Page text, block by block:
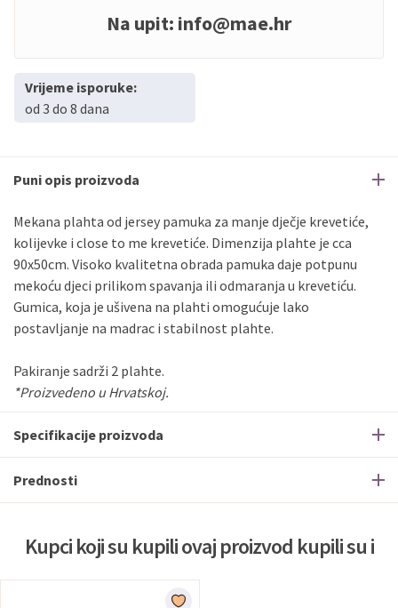
Na upit: info@mae.hr
Vrijeme isporuke:
od 3 do 8 dana
Puni opis proizvoda
Mekana plahta od jersey pamuka za manje dječje krevetiće,
kolijevke i close to me krevetiće. Dimenzija plahte je cca
90x50cm. Visoko kvalitetna obrada pamuka daje potpunu
mekoću djeci prilikom spavanja ili odmaranja u krevetiću.
Gumica, koja je ušivena na plahti omogućuje lako
postavljanje na madrac i stabilnost plahte.
Pakiranje sadrži 2 plahte.
*Proizvedeno u Hrvatskoj.
Specifikacije proizvoda
Prednosti
Kupci koji su kupili ovaj proizvod kupili su i